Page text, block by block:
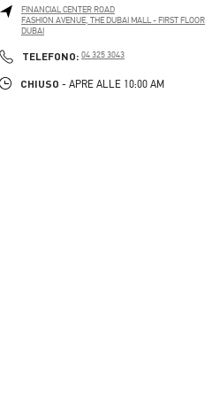
FINANCIAL CENTER ROAD
FASHION AVENUE, THE DUBAI MALL - FIRST FLOOR
DUBAI
TELEFONO: PHONE
04 325 3043
CHIUSO - APRE ALLE 10:00 AM